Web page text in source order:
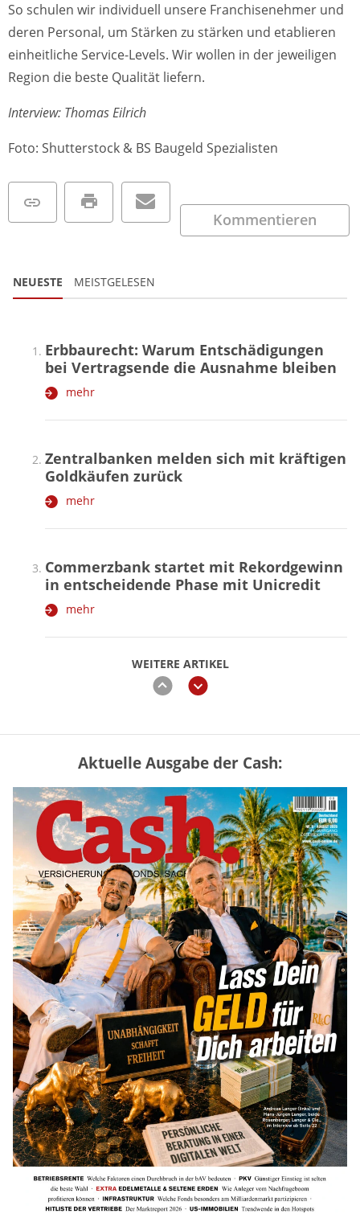
So schulen wir individuell unsere Franchisenehmer und
deren Personal, um Stärken zu stärken und etablieren
einheitliche Service-Levels. Wir wollen in der jeweiligen
Region die beste Qualität liefern.
Interview: Thomas Eilrich
Foto: Shutterstock & BS Baugeld Spezialisten
Kommentieren
NEUESTE MEISTGELESEN
WEITERE ARTIKEL
zurückweiter
Erbbaurecht: Warum Entschädigungen
bei Vertragsende die Ausnahme bleiben
mehr
Zentralbanken melden sich mit kräftigen
Goldkäufen zurück
mehr
Commerzbank startet mit Rekordgewinn
in entscheidende Phase mit Unicredit
mehr
WEITERE ARTIKEL
zurückweiter
Mütterrente III Tabelle: So viel Renten-
Nachzahlung ist pro Kind möglich
mehr
„Jung kauft Alt“ 2026: Neue Förderung im
Überblick – Tabelle mit Kreditbeträgen
und Einkommensgrenzen
mehr
Bitcoin im Wartemodus: Fed und CLARITY
Act geben die Richtung vor
mehr
Aktuelle Ausgabe der Cash: